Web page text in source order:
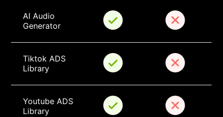
AI Audio
Generator
Tiktok ADS
Library
Youtube ADS
Library